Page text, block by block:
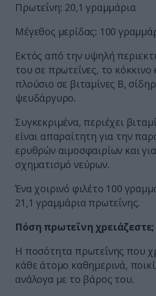
Πρωτεΐνη: 20,1 γραμμάρια
Μέγεθος μερίδας: 100
Εκτός από την υψηλή
του σε πρωτεΐνες, το κόκκινο
πλούσιο σε βιταμίνες Β,
ψευδάργυρο.
Συγκεκριμένα, περιέχει
είναι απαραίτητη για την
ερυθρών αιμοσφαιρίων και
σχηματισμό νεύρων.
Ένα χοιρινό φιλέτο 100
21,1 γραμμάρια πρωτεΐνης.
Πόση πρωτεΐνη χρειάζεστε;
Η ποσότητα πρωτεΐνης που
κάθε άτομο καθημερινά,
ανάλογα με το βάρος του.